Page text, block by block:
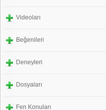
Videoları
Beğenileri
Deneyleri
Dosyaları
Fen Konuları